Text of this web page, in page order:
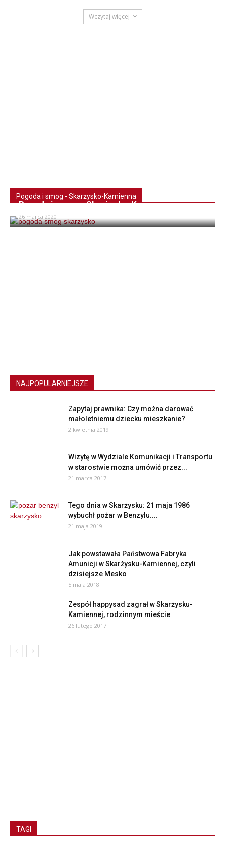
Wczytaj więcej
Pogoda i smog - Skarżysko-Kamienna
Pogoda i smog – Skarżysko-Kamienna
26 marca 2020
NAJPOPULARNIEJSZE
Zapytaj prawnika: Czy można darować
małoletniemu dziecku mieszkanie?
2 kwietnia 2019
Wizytę w Wydziale Komunikacji i Transportu
w starostwie można umówić przez...
21 marca 2017
Tego dnia w Skarżysku: 21 maja 1986
wybuchł pożar w Benzylu....
21 maja 2019
Jak powstawała Państwowa Fabryka
Amunicji w Skarżysku-Kamiennej, czyli
dzisiejsze Mesko
5 maja 2018
Zespół happysad zagrał w Skarżysku-
Kamiennej, rodzinnym mieście
26 lutego 2017
TAGI